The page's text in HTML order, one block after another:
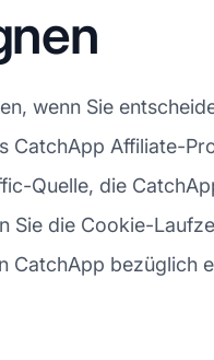
wenn Sie
CatchApp Affiliate-
Quelle, die
Sie die Cookie-
CatchApp bezüglich